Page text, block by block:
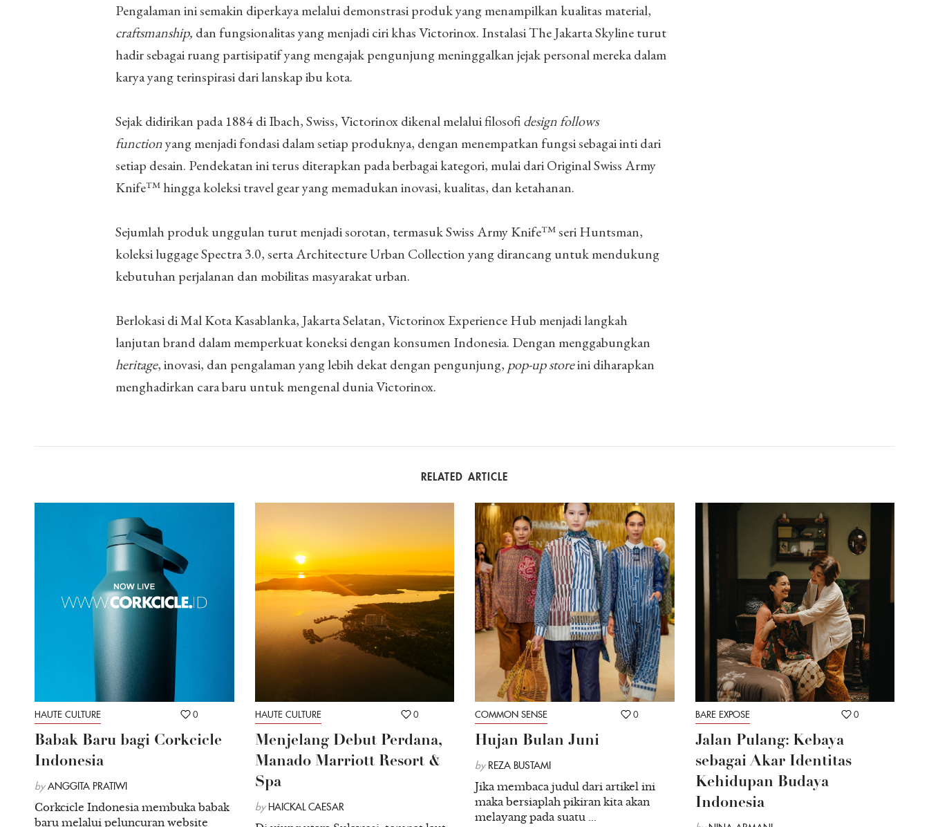
Pengalaman ini semakin diperkaya melalui demonstrasi produk yang menampilkan kualitas material,
craftsmanship, dan fungsionalitas yang menjadi ciri khas Victorinox. Instalasi The Jakarta Skyline turut
hadir sebagai ruang partisipatif yang mengajak pengunjung meninggalkan jejak personal mereka dalam
karya yang terinspirasi dari lanskap ibu kota.
Sejak didirikan pada 1884 di Ibach, Swiss, Victorinox dikenal melalui filosofidesign follows
functionyang menjadi fondasi dalam setiap produknya, dengan menempatkan fungsi sebagai inti dari
setiap desain. Pendekatan ini terus diterapkan pada berbagai kategori, mulai dari Original Swiss Army
Knife™ hingga koleksi travel gear yang memadukan inovasi, kualitas, dan ketahanan.
Sejumlah produk unggulan turut menjadi sorotan, termasuk Swiss Army Knife™ seri Huntsman,
koleksi luggage Spectra 3.0, serta Architecture Urban Collection yang dirancang untuk mendukung
kebutuhan perjalanan dan mobilitas masyarakat urban.
Berlokasi di Mal Kota Kasablanka, Jakarta Selatan, Victorinox Experience Hub menjadi langkah
lanjutan brand dalam memperkuat koneksi dengan konsumen Indonesia. Dengan menggabungkan
heritage, inovasi, dan pengalaman yang lebih dekat dengan pengunjung, pop-up storeini diharapkan
menghadirkan cara baru untuk mengenal dunia Victorinox.
RELATED ARTICLE
HAUTE CULTURE 0
Babak Baru bagi Corkcicle
Indonesia
by ANGGITA PRATIWI
Corkcicle Indonesia membuka babak
baru melalui peluncuran website
HAUTE CULTURE 0
Menjelang Debut Perdana,
Manado Marriott Resort &
Spa
by HAICKAL CAESAR
COMMON SENSE 0
Hujan Bulan Juni
by REZA BUSTAMI
Jika membaca judul dari artikel ini
maka bersiaplah pikiran kita akan
melayang pada suatu ...
BARE EXPOSE 0
Jalan Pulang: Kebaya
sebagai Akar Identitas
Kehidupan Budaya
Indonesia